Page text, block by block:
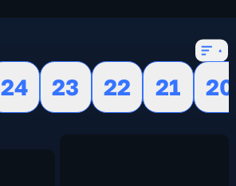
24 23 22 21
20